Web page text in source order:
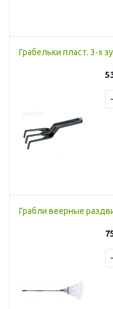
Грабельки пласт. 3-х
Грабли веерные